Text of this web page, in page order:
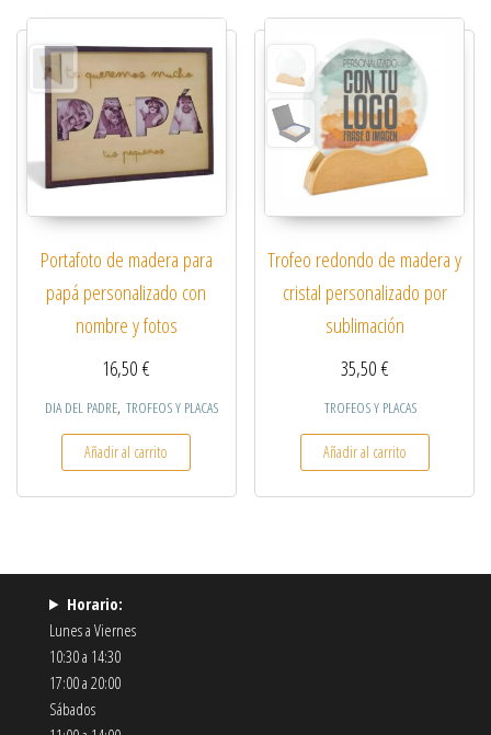
Portafoto de madera para
papá personalizado con
nombre y fotos
16,50€
DIA DEL PADRE, TROFEOS Y PLACAS
Añadir al carrito
Trofeo redondo de madera y
cristal personalizado por
sublimación
35,50€
TROFEOS Y PLACAS
Añadir al carrito
Horario:
Lunes a Viernes
10:30 a 14:30
17:00 a 20:00
Sábados